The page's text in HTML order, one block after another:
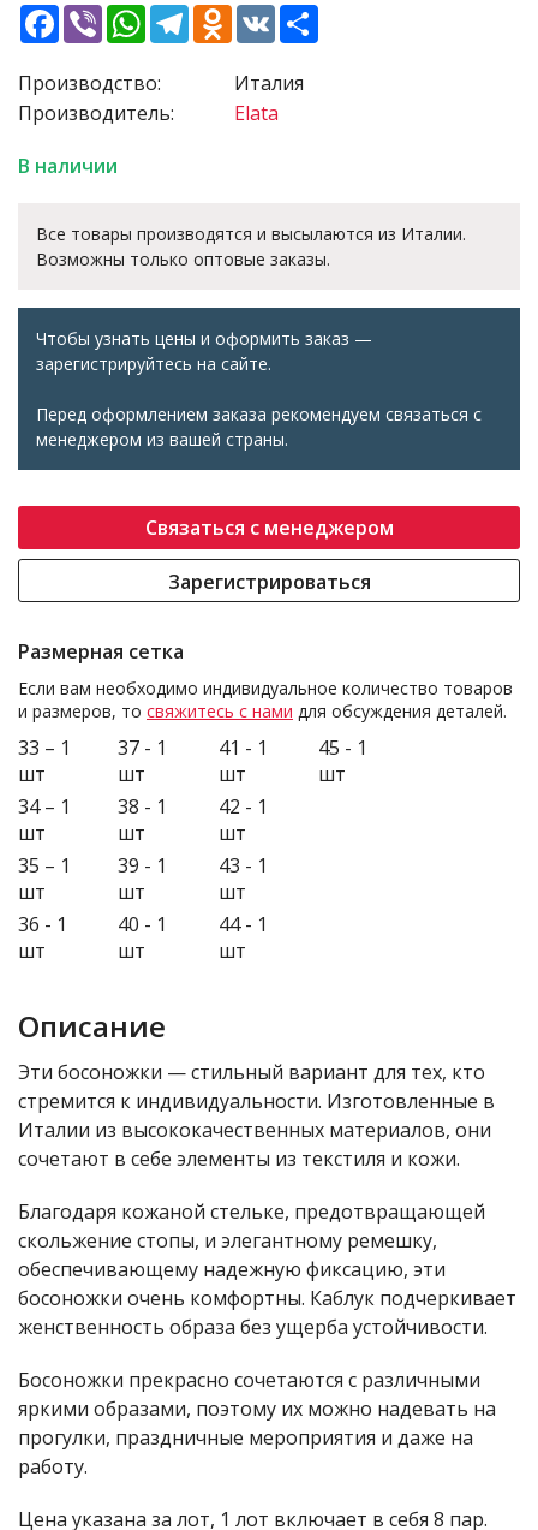
Facebook
ViberWhatsApp
TelegramOdnoklassniki
VK
Производство:
Производитель:
Италия
Elata
В наличии
Все товары производятся и высылаются из Италии.
Возможны только оптовые заказы.
Чтобы узнать цены и оформить заказ —
зарегистрируйтесь на сайте.
Перед оформлением заказа рекомендуем связаться с
менеджером из вашей страны.
Связаться с менеджером
Зарегистрироваться
Размерная сетка
Если вам необходимо индивидуальное количество товаров
и размеров, то свяжитесь с нами для обсуждения деталей.
33 – 1
шт
34 – 1
шт
35 – 1
шт
36 - 1
шт
37 - 1
шт
38 - 1
шт
39 - 1
шт
40 - 1
шт
41 - 1
шт
42 - 1
шт
43 - 1
шт
44 - 1
шт
45 - 1
шт
Описание
Эти босоножки — стильный вариант для тех, кто
стремится к индивидуальности. Изготовленные в
Италии из высококачественных материалов, они
сочетают в себе элементы из текстиля и кожи.
Благодаря кожаной стельке, предотвращающей
скольжение стопы, и элегантному ремешку,
обеспечивающему надежную фиксацию, эти
босоножки очень комфортны. Каблук подчеркивает
женственность образа без ущерба устойчивости.
Босоножки прекрасно сочетаются с различными
яркими образами, поэтому их можно надевать на
прогулки, праздничные мероприятия и даже на
работу.
Цена указана за лот, 1 лот включает в себя 8 пар.